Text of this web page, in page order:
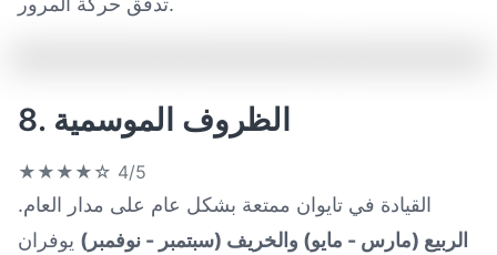
8. الظروف الموسمية
★★★★☆ 4/5
القيادة في تايوان ممتعة بشكل عام على مدار العام.
الربيع (مارس - مايو) والخريف (سبتمبر - نوفمبر) يوفران